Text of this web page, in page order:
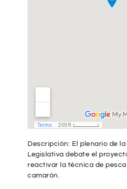
Descripción: El plenario de la
Legislativa debate el
reactivar la técnica de
camarón.